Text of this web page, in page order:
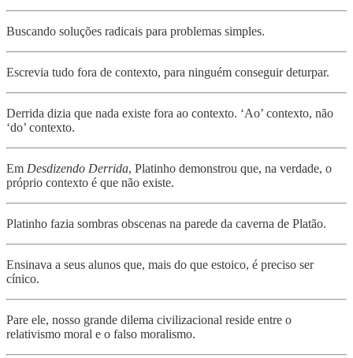
Buscando soluções radicais para problemas simples.
Escrevia tudo fora de contexto, para ninguém conseguir deturpar.
Derrida dizia que nada existe fora ao contexto. ‘Ao’ contexto, não
‘do’ contexto.
Em Desdizendo Derrida, Platinho demonstrou que, na verdade, o
próprio contexto é que não existe.
Platinho fazia sombras obscenas na parede da caverna de Platão.
Ensinava a seus alunos que, mais do que estoico, é preciso ser
cínico.
Pare ele, nosso grande dilema civilizacional reside entre o
relativismo moral e o falso moralismo.